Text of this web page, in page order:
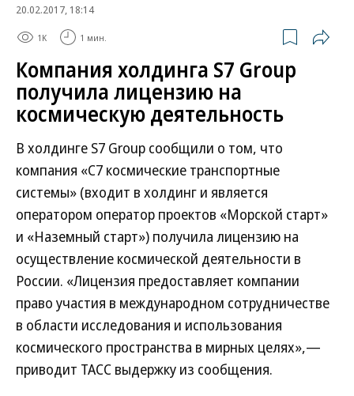
20.02.2017, 18:14
1K 1 мин.
Компания холдинга S7 Group
получила лицензию на
космическую деятельность
В холдинге S7 Group сообщили о том, что
компания «С7 космические транспортные
системы» (входит в холдинг и является
оператором оператор проектов «Морской старт»
и «Наземный старт») получила лицензию на
осуществление космической деятельности в
России. «Лицензия предоставляет компании
право участия в международном сотрудничестве
в области исследования и использования
космического пространства в мирных целях»,—
приводит ТАСС выдержку из сообщения.